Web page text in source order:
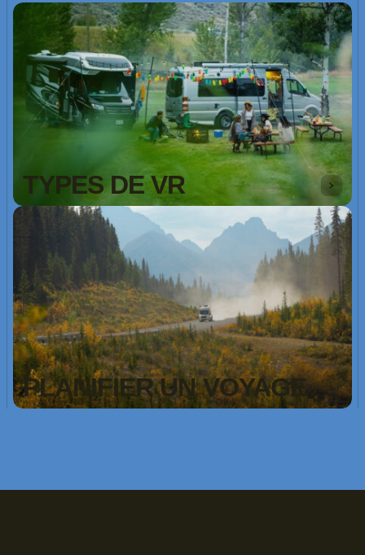
TYPES DE VR
PLANIFIER UN VOYAGE